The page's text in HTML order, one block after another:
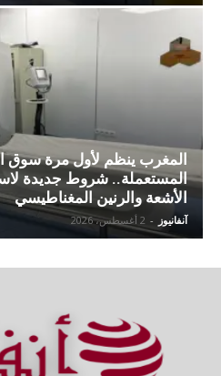
المغرب ينظم لأول مرة سوق
المستعملة.. شروط جديدة
الأشعة والرنين المغناطيسي
آنفانيوز - 2 أغسطس، 2026